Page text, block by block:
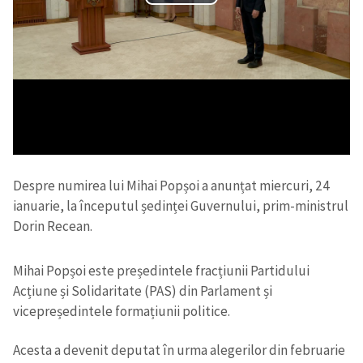
Despre numirea lui Mihai Popșoi a anunțat miercuri, 24
ianuarie, la începutul ședinței Guvernului, prim-ministrul
Dorin Recean.
Mihai Popșoi este președintele fracțiunii Partidului
Acțiune și Solidaritate (PAS) din Parlament și
vicepreședintele formațiunii politice.
Acesta a devenit deputat în urma alegerilor din februarie